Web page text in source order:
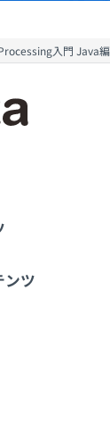
入門 Java
ンツ